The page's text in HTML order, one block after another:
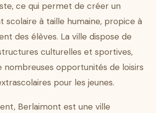
ce qui permet de créer un
scolaire à taille humaine, propice à
des élèves. La ville dispose de
culturelles et sportives,
nombreuses opportunités de loisirs
pour les jeunes.
Berlaimont est une ville